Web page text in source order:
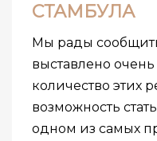
СТАМБУЛА
Мы рады
выставлено
количество этих
возможность
одном из самых